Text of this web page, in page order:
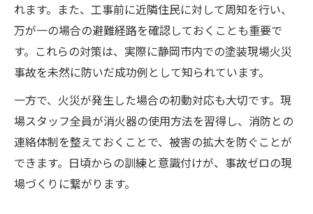
れます。また、工事前に近隣住民に対して周知を行い、
万が一の場合の避難経路を確認しておくことも重要で
す。これらの対策は、実際に静岡市内での塗装現場火災
事故を未然に防いだ成功例として知られています。
一方で、火災が発生した場合の初動対応も大切です。現
場スタッフ全員が消火器の使用方法を習得し、消防との
連絡体制を整えておくことで、被害の拡大を防ぐことが
できます。日頃からの訓練と意識付けが、事故ゼロの現
場づくりに繋がります。